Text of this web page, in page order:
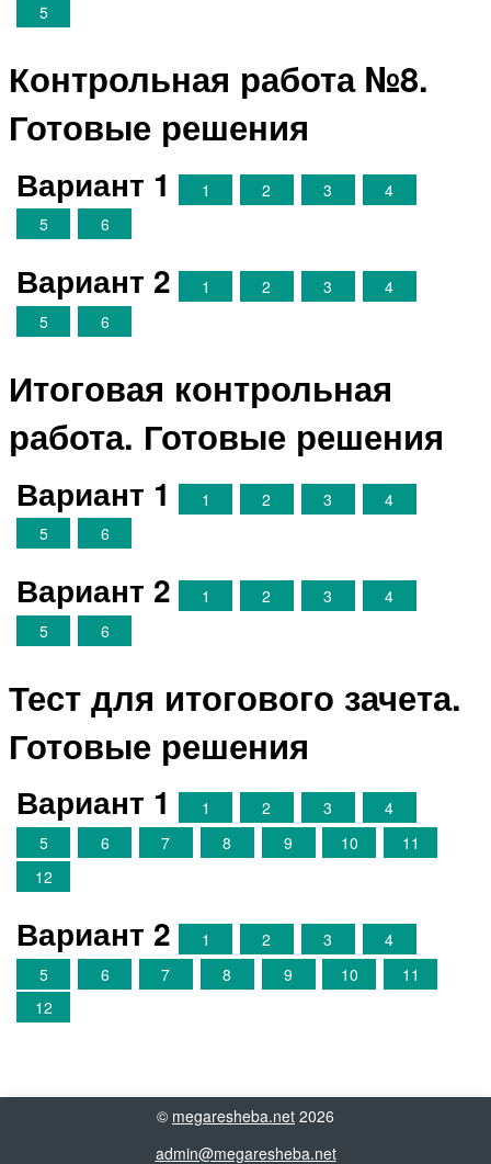
5
Контрольная работа №8.
Готовые решения
Вариант 1 1 2 3
4
5
6
Вариант 2 1 2 3
4
5
6
Итоговая контрольная
работа. Готовые решения
Вариант 1 1 2 3
4
5
6
Вариант 2 1 2 3
4
5
6
Тест для итогового зачета.
Готовые решения
Вариант 1 1 2 3
4
5
6 7 8 9 10
11
12
Вариант 2 1 2 3
4
5
6 7 8 9 10
11
12
© megaresheba.net 2026
admin@megaresheba.net